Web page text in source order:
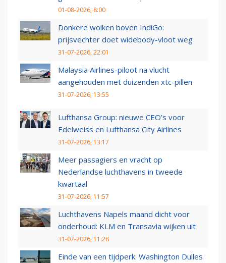
01-08-2026, 8:00
Donkere wolken boven IndiGo:
prijsvechter doet widebody-vloot weg
31-07-2026, 22:01
Malaysia Airlines-piloot na vlucht
aangehouden met duizenden xtc-pillen
31-07-2026, 13:55
Lufthansa Group: nieuwe CEO’s voor
Edelweiss en Lufthansa City Airlines
31-07-2026, 13:17
Meer passagiers en vracht op
Nederlandse luchthavens in tweede
kwartaal
31-07-2026, 11:57
Luchthavens Napels maand dicht voor
onderhoud: KLM en Transavia wijken uit
31-07-2026, 11:28
Einde van een tijdperk: Washington Dulles